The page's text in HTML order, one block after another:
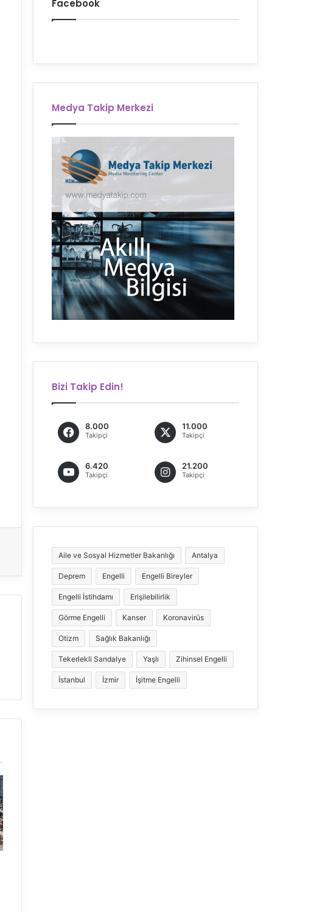
Facebook
Medya Takip Merkezi
Bizi Takip Edin!
8.000
Takipçi
11.000
Takipçi
6.420
Takipçi
21.200
Takipçi
Aile ve Sosyal Hizmetler Bakanlığı Antalya
Deprem Engelli Engelli Bireyler
Engelli İstihdamı Erişilebilirlik
Görme Engelli Kanser Koronavirüs
Otizm Sağlık Bakanlığı
Tekerlekli Sandalye Yaşlı Zihinsel Engelli
İstanbul İzmir İşitme Engelli